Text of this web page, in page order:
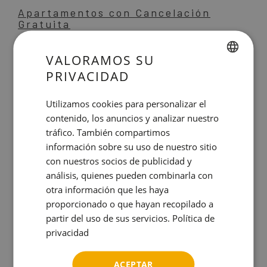
Apartamentos con Cancelación
Gratuita
Estancia prolongada en Barcelona
Larga estancia en Barcelona
Reservas Anticipadas en Barcelona
Fotos & Vídeo
Eixample
Sostenibilidad
CATALAN
ITALIAN
VALORAMOS SU
PRIVACIDAD
Utilizamos cookies para personalizar el
contenido, los anuncios y analizar nuestro
tráfico. También compartimos
información sobre su uso de nuestro sitio
con nuestros socios de publicidad y
análisis, quienes pueden combinarla con
otra información que les haya
proporcionado o que hayan recopilado a
partir del uso de sus servicios. Política de
privacidad
ACEPTAR